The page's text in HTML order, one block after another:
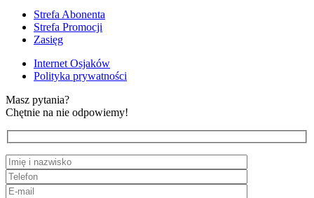
Strefa Abonenta
Strefa Promocji
Zasięg
Internet Osjaków
Polityka prywatności
Masz pytania?
Chętnie na nie odpowiemy!